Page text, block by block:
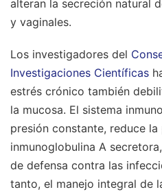
alteran la secreción natural
y vaginales.
Los investigadores del
Investigaciones Científicas
estrés crónico también
la mucosa. El sistema
presión constante, reduce
inmunoglobulina A
de defensa contra las
tanto, el manejo integral de